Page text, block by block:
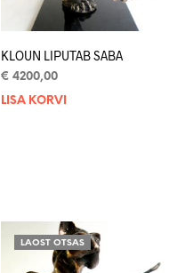
KLOUN LIPUTAB SABA
€ 4200,00
LISA KORVI
LAOST OTSAS